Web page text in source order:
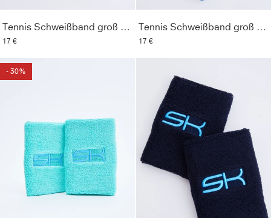
Tennis Schweißband groß 2er Set, kobaltblau
17 €
Tennis Schweißband groß 2er Set, kornblumen blau
17 €
- 30%